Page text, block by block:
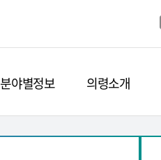
분야별정보 의령소개